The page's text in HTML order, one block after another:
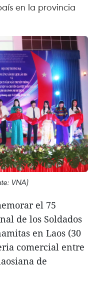
en la provincia
VNA)
el 75
de los Soldados
en Laos (30
comercial entre
de